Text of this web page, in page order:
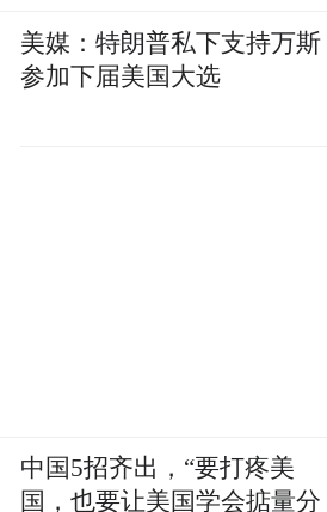
美媒：特朗普私下支持万斯
参加下届美国大选
中国5招齐出，“要打疼美
国，也要让美国学会掂量分